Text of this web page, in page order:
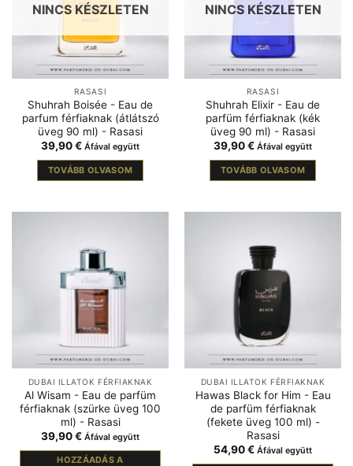
NINCS KÉSZLETEN
RASASI
Shuhrah Boisée - Eau de
parfum férfiaknak (átlátszó
üveg 90 ml) - Rasasi
39,90€ Áfával együtt
TOVÁBB OLVASOM
NINCS KÉSZLETEN
RASASI
Shuhrah Elixir - Eau de
parfüm férfiaknak (kék
üveg 90 ml) - Rasasi
39,90€ Áfával együtt
TOVÁBB OLVASOM
DUBAI ILLATOK FÉRFIAKNAK
Al Wisam - Eau de parfüm
férfiaknak (szürke üveg 100
ml) - Rasasi
39,90€ Áfával együtt
HOZZÁADÁS A
DUBAI ILLATOK FÉRFIAKNAK
Hawas Black for Him - Eau
de parfüm férfiaknak
(fekete üveg 100 ml) -
Rasasi
54,90€ Áfával együtt